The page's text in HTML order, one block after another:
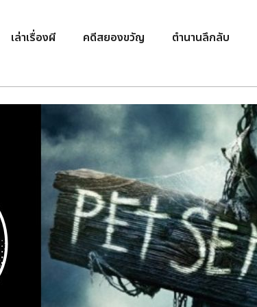
เล่าเรื่องผี คดีสยองขวัญ ตำนานลึกลับ